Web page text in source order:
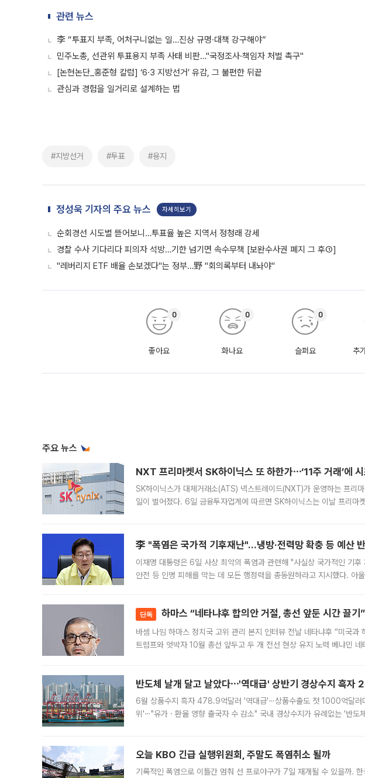
관련 뉴스
李 “투표지 부족, 어처구니없는 일…진상 규명·대책 강구해야”
민주노총, 선관위 투표용지 부족 사태 비판…"국정조사·책임자 처벌 촉구"
[논현논단_홍준형 칼럼] ‘6·3 지방선거’ 유감, 그 불편한 뒤끝
관심과 경험을 일거리로 설계하는 법
#지방선거 #투표 #용지
정성욱 기자의 주요 뉴스 자세히보기
순회경선 시도별 뜯어보니…투표율 높은 지역서 정청래 강세
경찰 수사 기다리다 피의자 석방…기한 넘기면 속수무책 [보완수사권 폐지 그 후①]
"레버리지 ETF 배율 손보겠다"는 정부…野 "회의록부터 내놔야"
좋아요
0
화나요
0
슬퍼요
0
추
주요 뉴스
NXT 프리마켓서 SK하이닉스 또 하한가⋯‘11주 거래’에
SK하이닉스가 대체거래소(ATS) 넥스트레이드(NXT)가 운영하는 프리
일이 벌어졌다. 6일 금융투자업계에 따르면 SK하이닉스는 이날 프리
李 "폭염은 국가적 기후재난"…냉방·전력망 확충 등 예산
이재명 대통령은 6일 사상 최악의 폭염과 관련해 "사실상 국가적인 기
안전 등 인명 피해를 막는 데 모든 행정력을 총동원하라고 지시했다. 아
단독 하마스 “네타냐후 합의안 거절, 총선 앞둔 시간 끌기”
바셈 나임 하마스 정치국 고위 관리 본지 인터뷰 전날 네타냐후 “미국과
트럼프와 엇박자 10월 총선 앞두고 두 개 전선 현상 유지 노력 베냐민
반도체 날개 달고 날았다⋯'역대급' 상반기 경상수지 흑자
6월 상품수지 흑자 478.9억달러 '역대급'⋯상품수출도 첫 1000억달러
위'⋯"유가ㆍ환율 영향 출국자 수 감소" 국내 경상수지가 유례없는 '반도
오늘 KBO 긴급 실행위원회, 주말도 폭염취소 될까
기록적인 폭염으로 이틀간 멈춰 선 프로야구가 7일 재개될 수 있을까.